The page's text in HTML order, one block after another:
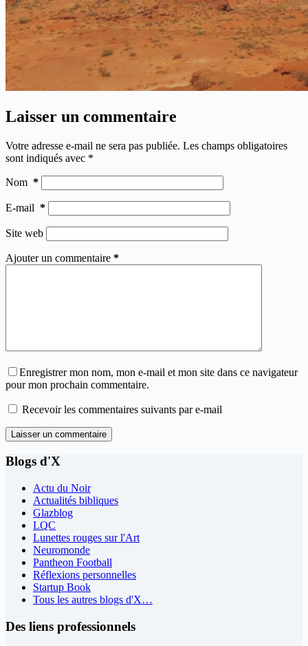
Laisser un commentaire
Votre adresse e-mail ne sera pas publiée. Les champs obligatoires
sont indiqués avec *
Nom *
E-mail *
Site web
Ajouter un commentaire *
Enregistrer mon nom, mon e-mail et mon site dans ce navigateur
pour mon prochain commentaire.
Recevoir les commentaires suivants par e-mail
Laisser un commentaire
Blogs d'X
Actu du Noir
Actualités bibliques
Glazblog
LQC
Lunettes rouges sur l'Art
Neuromonde
Pantheon Football
Réflexions personnelles
Startup Book
Tous les autres blogs d'X…
Des liens professionnels